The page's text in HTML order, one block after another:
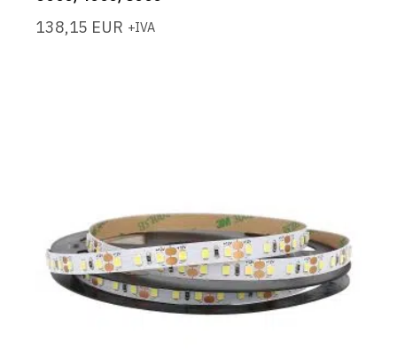
138,15 EUR +IVA